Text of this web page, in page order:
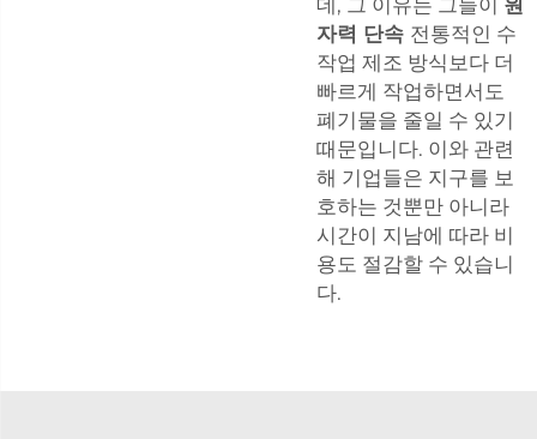
자력 단속 전통적인 수
작업 제조 방식보다 더
빠르게 작업하면서도
폐기물을 줄일 수 있기
때문입니다. 이와 관련
해 기업들은 지구를 보
호하는 것뿐만 아니라
시간이 지남에 따라 비
용도 절감할 수 있습니
다.